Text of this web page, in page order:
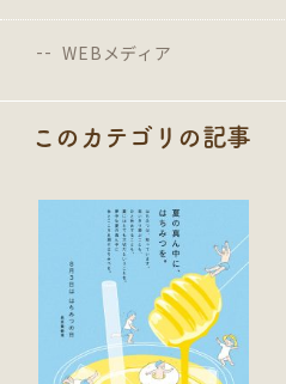
WEBメディア
このカテゴリの記事